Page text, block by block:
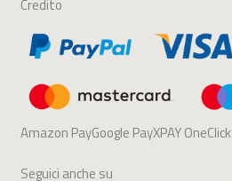
Credito
Amazon PayGoogle PayXPAY OneClick
Seguici anche su